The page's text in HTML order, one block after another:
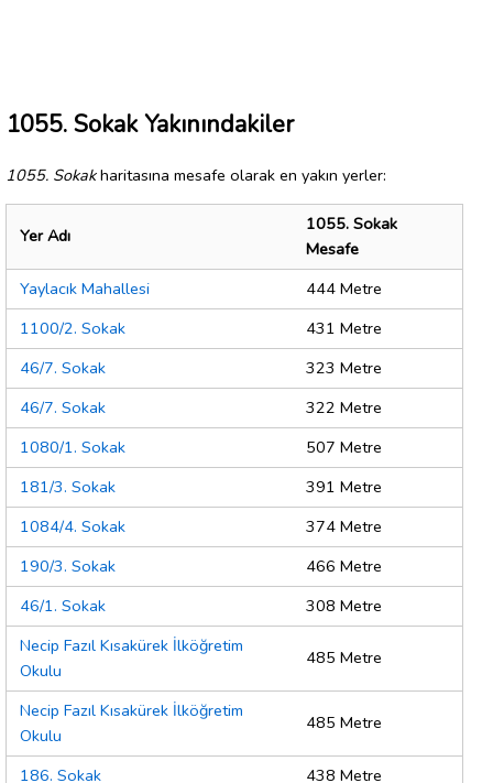
1055. Sokak Yakınındakiler
1055. Sokakharitasına mesafe olarak en yakın yerler:
Yer Adı
1055. Sokak
Mesafe
Yaylacık Mahallesi
444 Metre
1100/2. Sokak
431 Metre
46/7. Sokak
323 Metre
46/7. Sokak
322 Metre
1080/1. Sokak
507 Metre
181/3. Sokak
391 Metre
1084/4. Sokak
374 Metre
190/3. Sokak
466 Metre
46/1. Sokak
308 Metre
Necip Fazıl Kısakürek İlköğretim
Okulu
485 Metre
Necip Fazıl Kısakürek İlköğretim
Okulu
485 Metre
186. Sokak
438 Metre